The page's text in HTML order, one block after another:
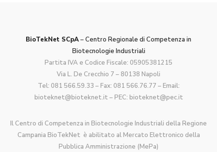
BioTekNet SCpA– Centro Regionale di Competenza in
Biotecnologie Industriali
Partita IVA e Codice Fiscale: 05905381215
Via L. De Crecchio 7 – 80138 Napoli
Tel: 081 566.59.33 – Fax: 081 566.76.77 – Email:
bioteknet@bioteknet.it – PEC: bioteknet@pec.it
Il Centro di Competenza in Biotecnologie Industriali della Regione
Campania BioTekNet è abilitato al Mercato Elettronico della
Pubblica Amministrazione (MePa)